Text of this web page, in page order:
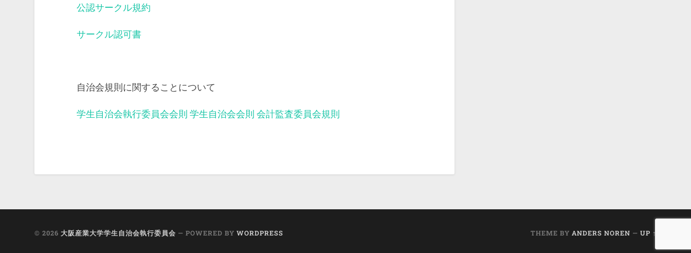
公認サークル規約
サークル認可書
自治会規則に関することについて
学生自治会執行委員会会則 学生自治会会則 会計監査委員会規則
© 2026 大阪産業大学学生自治会執行委員会 — POWERED BYWORDPRESS THEME BY ANDERS NOREN — UP ↑